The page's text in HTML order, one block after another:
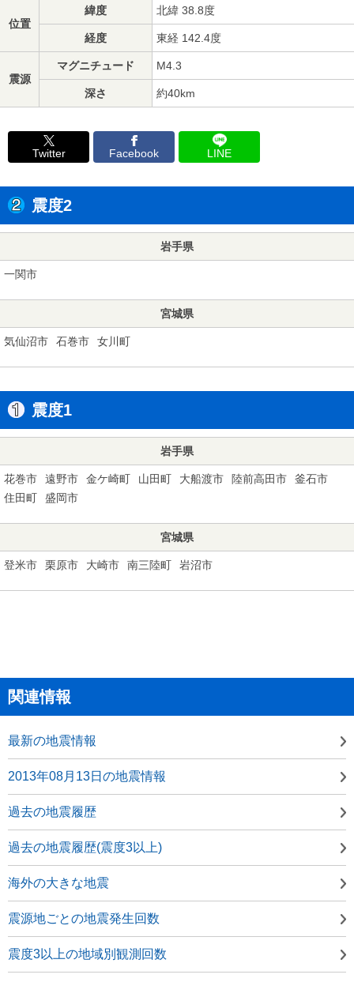
位置
緯度 北緯 38.8度
経度 東経 142.4度
震源
マグニチュード M4.3
深さ 約40km
Twitter Facebook LINE
震度2
岩手県
一関市
宮城県
気仙沼市 石巻市 女川町
震度1
岩手県
花巻市 遠野市 金ケ崎町 山田町 大船渡市 陸前高田市
釜石市
住田町
盛岡市
宮城県
登米市 栗原市 大崎市 南三陸町 岩沼市
関連情報
最新の地震情報
2013年08月13日の地震情報
過去の地震履歴
過去の地震履歴(震度3以上)
海外の大きな地震
震源地ごとの地震発生回数
震度3以上の地域別観測回数